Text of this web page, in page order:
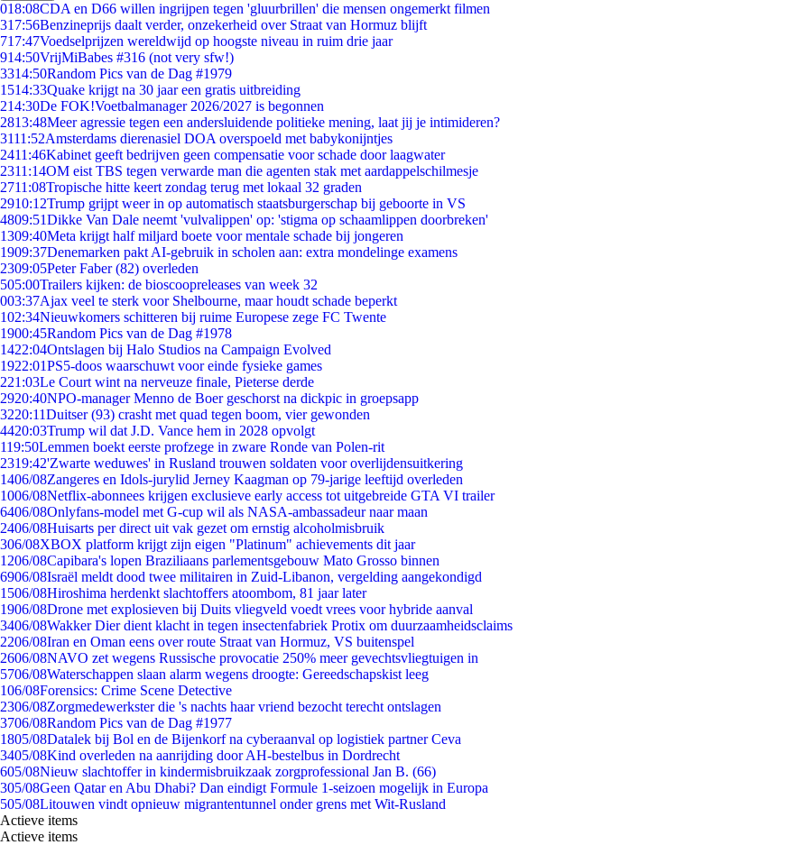
018:08CDA en D66 willen ingrijpen tegen 'gluurbrillen' die mensen ongemerkt filmen
317:56Benzineprijs daalt verder, onzekerheid over Straat van Hormuz blijft
717:47Voedselprijzen wereldwijd op hoogste niveau in ruim drie jaar
914:50VrijMiBabes #316 (not very sfw!)
3314:50Random Pics van de Dag #1979
1514:33Quake krijgt na 30 jaar een gratis uitbreiding
214:30De FOK!Voetbalmanager 2026/2027 is begonnen
2813:48Meer agressie tegen een andersluidende politieke mening, laat jij je intimideren?
3111:52Amsterdams dierenasiel DOA overspoeld met babykonijntjes
2411:46Kabinet geeft bedrijven geen compensatie voor schade door laagwater
2311:14OM eist TBS tegen verwarde man die agenten stak met aardappelschilmesje
2711:08Tropische hitte keert zondag terug met lokaal 32 graden
2910:12Trump grijpt weer in op automatisch staatsburgerschap bij geboorte in VS
4809:51Dikke Van Dale neemt 'vulvalippen' op: 'stigma op schaamlippen doorbreken'
1309:40Meta krijgt half miljard boete voor mentale schade bij jongeren
1909:37Denemarken pakt AI-gebruik in scholen aan: extra mondelinge examens
2309:05Peter Faber (82) overleden
505:00Trailers kijken: de bioscoopreleases van week 32
003:37Ajax veel te sterk voor Shelbourne, maar houdt schade beperkt
102:34Nieuwkomers schitteren bij ruime Europese zege FC Twente
1900:45Random Pics van de Dag #1978
1422:04Ontslagen bij Halo Studios na Campaign Evolved
1922:01PS5-doos waarschuwt voor einde fysieke games
221:03Le Court wint na nerveuze finale, Pieterse derde
2920:40NPO-manager Menno de Boer geschorst na dickpic in groepsapp
3220:11Duitser (93) crasht met quad tegen boom, vier gewonden
4420:03Trump wil dat J.D. Vance hem in 2028 opvolgt
119:50Lemmen boekt eerste profzege in zware Ronde van Polen-rit
2319:42'Zwarte weduwes' in Rusland trouwen soldaten voor overlijdensuitkering
1406/08Zangeres en Idols-jurylid Jerney Kaagman op 79-jarige leeftijd overleden
1006/08Netflix-abonnees krijgen exclusieve early access tot uitgebreide GTA VI trailer
6406/08Onlyfans-model met G-cup wil als NASA-ambassadeur naar maan
2406/08Huisarts per direct uit vak gezet om ernstig alcoholmisbruik
306/08XBOX platform krijgt zijn eigen "Platinum" achievements dit jaar
1206/08Capibara's lopen Braziliaans parlementsgebouw Mato Grosso binnen
6906/08Israël meldt dood twee militairen in Zuid-Libanon, vergelding aangekondigd
1506/08Hiroshima herdenkt slachtoffers atoombom, 81 jaar later
1906/08Drone met explosieven bij Duits vliegveld voedt vrees voor hybride aanval
3406/08Wakker Dier dient klacht in tegen insectenfabriek Protix om duurzaamheidsclaims
2206/08Iran en Oman eens over route Straat van Hormuz, VS buitenspel
2606/08NAVO zet wegens Russische provocatie 250% meer gevechtsvliegtuigen in
5706/08Waterschappen slaan alarm wegens droogte: Gereedschapskist leeg
106/08Forensics: Crime Scene Detective
2306/08Zorgmedewerkster die 's nachts haar vriend bezocht terecht ontslagen
3706/08Random Pics van de Dag #1977
1805/08Datalek bij Bol en de Bijenkorf na cyberaanval op logistiek partner Ceva
3405/08Kind overleden na aanrijding door AH-bestelbus in Dordrecht
605/08Nieuw slachtoffer in kindermisbruikzaak zorgprofessional Jan B. (66)
305/08Geen Qatar en Abu Dhabi? Dan eindigt Formule 1-seizoen mogelijk in Europa
505/08Litouwen vindt opnieuw migrantentunnel onder grens met Wit-Rusland
Actieve items
Actieve items